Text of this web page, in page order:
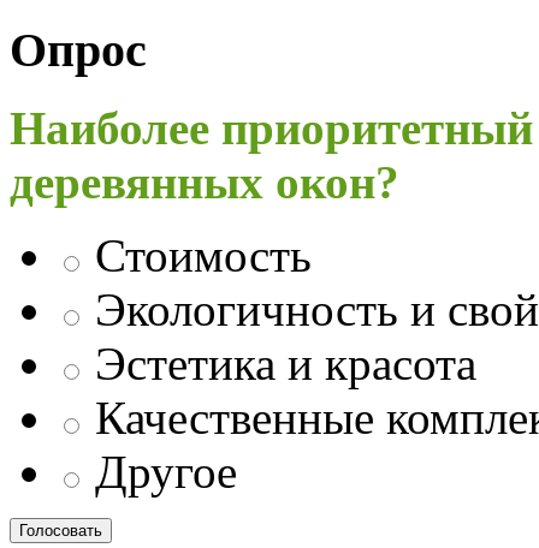
Опрос
Наиболее
деревянных окон?
Стоимость
Экологичность и
Эстетика и красота
Качественные
Другое